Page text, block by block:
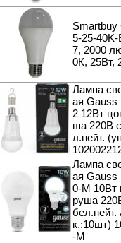
Smartbuy
5-25-
7, 2000
0К, 25Вт,
Лампа
ая Gauss
2 12Вт
ша 220B
л.нейт.
Лампа
ая Gauss
0-M 10Вт
руша
бел.нейт.
к.:10шт)
-M